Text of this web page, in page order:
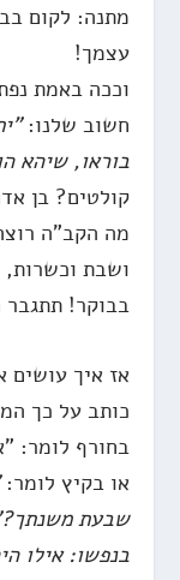
מתנה: לקום
עצמך!
וככה באמת
חשוב שלנו:
בוראו, שיהא
קולטים? בן
מה הקב"ה
ושבת
בבוקר!
אז איך עושים
כותב על כך
בחורף לומר:
או בקיץ לומר:
שבעת
בנפשו: אילו